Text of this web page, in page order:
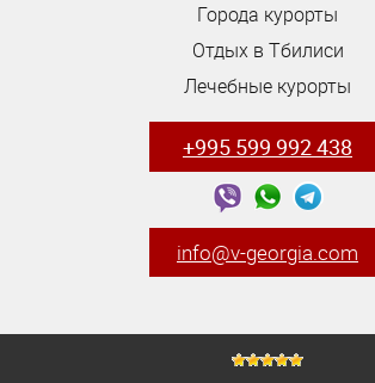
Города курорты
Отдых в Тбилиси
Лечебные курорты
+995 599 992 438
info@v-georgia.com